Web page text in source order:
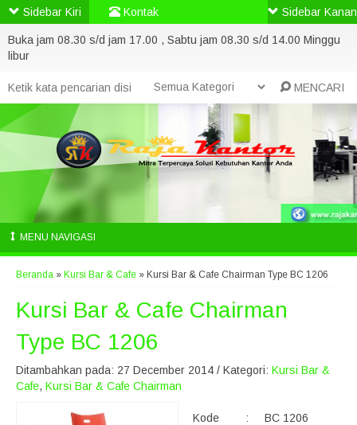
Buka jam 08.30 s/d jam 17.00 , Sabtu jam 08.30 s/d 14.00 Minggu
libur
MENCARI
MENU NAVIGASI
Beranda » Kursi Bar & Cafe » Kursi Bar & Cafe Chairman Type BC 1206
Kursi Bar & Cafe Chairman
Type BC 1206
Ditambahkan pada: 27 December 2014 / Kategori: Kursi Bar &
Cafe, Kursi Bar & Cafe Chairman
Kode : BC 1206
Sidebar Kiri Kontak Sidebar Kanan